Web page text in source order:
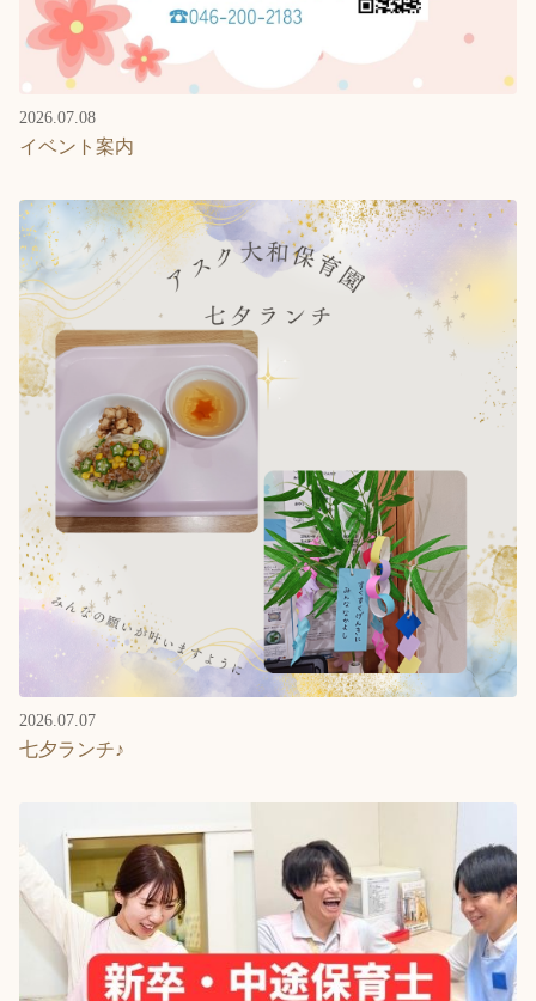
2026.07.08
イベント案内
2026.07.07
七夕ランチ♪